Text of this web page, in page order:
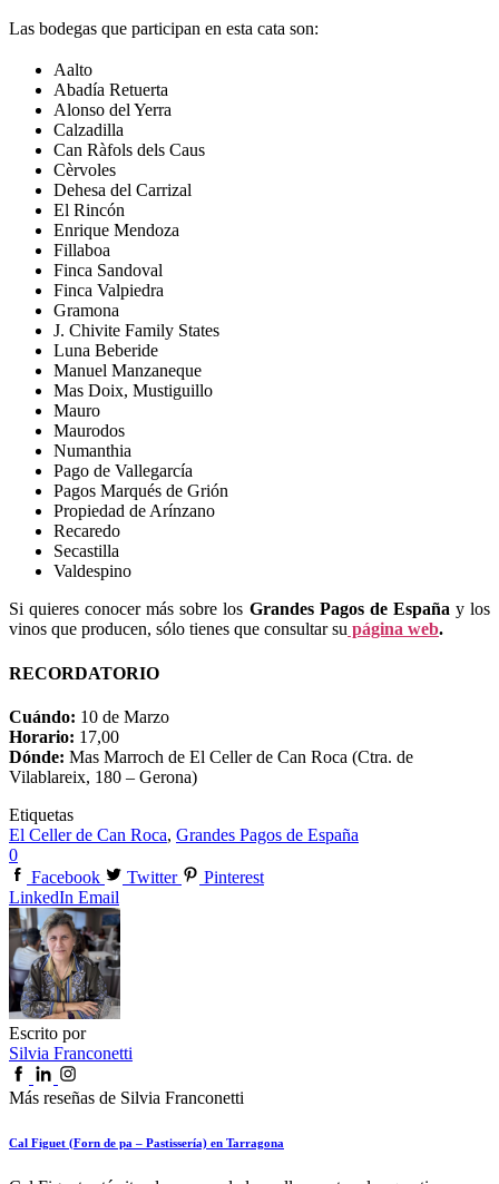
Las bodegas que participan en esta cata son:
Aalto
Abadía Retuerta
Alonso del Yerra
Calzadilla
Can Ràfols dels Caus
Cèrvoles
Dehesa del Carrizal
El Rincón
Enrique Mendoza
Fillaboa
Finca Sandoval
Finca Valpiedra
Gramona
J. Chivite Family States
Luna Beberide
Manuel Manzaneque
Mas Doix, Mustiguillo
Mauro
Maurodos
Numanthia
Pago de Vallegarcía
Pagos Marqués de Grión
Propiedad de Arínzano
Recaredo
Secastilla
Valdespino
Si quieres conocer más sobre los Grandes Pagos de Españay los
vinos que producen, sólo tienes que consultar su página web.
RECORDATORIO
Cuándo: 10 de Marzo
Horario: 17,00
Dónde: Mas Marroch de El Celler de Can Roca (Ctra. de
Vilablareix, 180 – Gerona)
Etiquetas
El Celler de Can Roca, Grandes Pagos de España
0
Facebook
Twitter
Pinterest
LinkedIn Email
Escrito por
Silvia Franconetti
Más reseñas de Silvia Franconetti
Cal Figuet (Forn de pa – Pastissería) en Tarragona